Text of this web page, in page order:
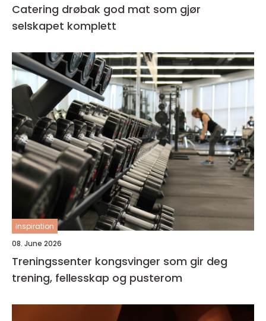
Catering drøbak god mat som gjør
selskapet komplett
inspiration
08. June 2026
Treningssenter kongsvinger som gir deg
trening, fellesskap og pusterom